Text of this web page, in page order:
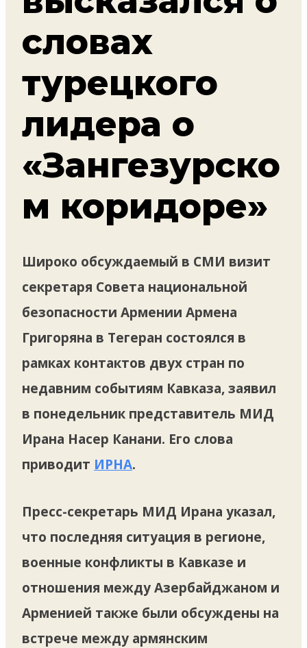
словах
турецкого
лидера о
«Зангезурско
м коридоре»
Широко обсуждаемый в СМИ визит
секретаря Совета национальной
безопасности Армении Армена
Григоряна в Тегеран состоялся в
рамках контактов двух стран по
недавним событиям Кавказа, заявил
в понедельник представитель МИД
Ирана Насер Канани. Его слова
приводит ИРНА.
Пресс-секретарь МИД Ирана указал,
что последняя ситуация в регионе,
военные конфликты в Кавказе и
отношения между Азербайджаном и
Арменией также были обсуждены на
встрече между армянским